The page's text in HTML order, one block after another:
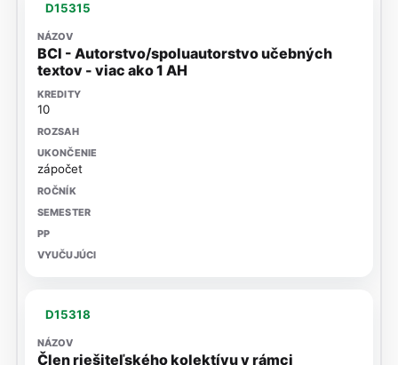
D15315
BCI - Autorstvo/spoluautorstvo učebných
textov - viac ako 1 AH
10
zápočet
D15318
Člen riešiteľského kolektívu v rámci